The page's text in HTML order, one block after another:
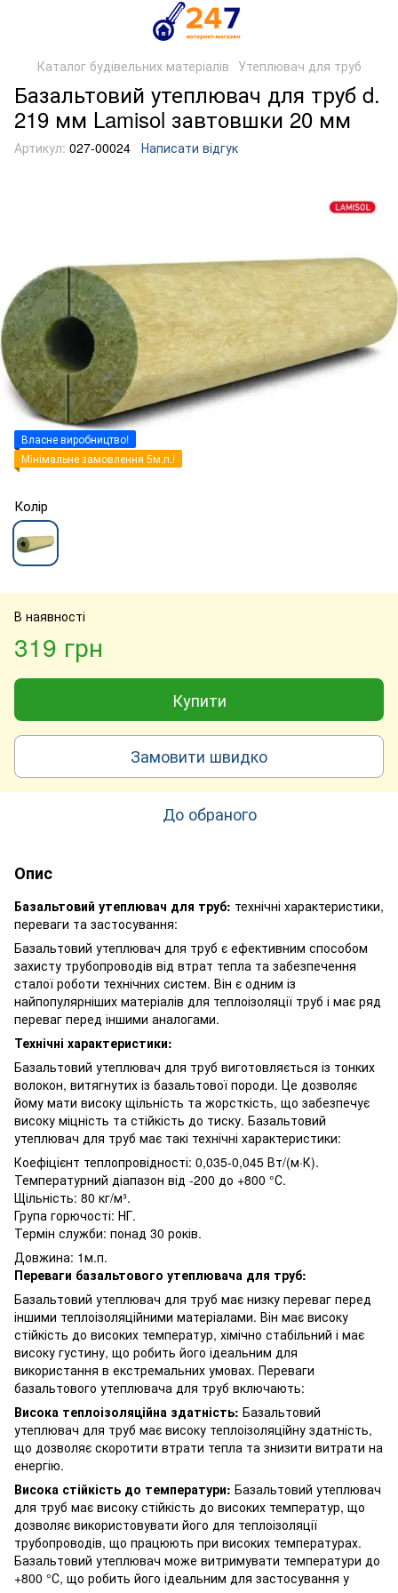
Каталог будівельних матеріалів Утеплювач для труб
Базальтовий утеплювач для труб d.
219 мм Lamisol завтовшки 20 мм
Артикул: 027-00024 Написати відгук
Власне виробництво!
Мінімальне замовлення 5м.п.!
Колір
В наявності
319 грн
Купити
Замовити швидко
До обраного
Опис
Базальтовий утеплювач для труб: технічні характеристики,
переваги та застосування:
Базальтовий утеплювач для труб є ефективним способом
захисту трубопроводів від втрат тепла та забезпечення
сталої роботи технічних систем. Він є одним із
найпопулярніших матеріалів для теплоізоляції труб і має ряд
переваг перед іншими аналогами.
Технічні характеристики:
Базальтовий утеплювач для труб виготовляється із тонких
волокон, витягнутих із базальтової породи. Це дозволяє
йому мати високу щільність та жорсткість, що забезпечує
високу міцність та стійкість до тиску. Базальтовий
утеплювач для труб має такі технічні характеристики:
Коефіцієнт теплопровідності: 0,035-0,045 Вт/(м·К).
Температурний діапазон від -200 до +800 °С.
Щільність: 80 кг/м³.
Група горючості: НГ.
Термін служби: понад 30 років.
Довжина: 1м.п.
Переваги базальтового утеплювача для труб:
Базальтовий утеплювач для труб має низку переваг перед
іншими теплоізоляційними матеріалами. Він має високу
стійкість до високих температур, хімічно стабільний і має
високу густину, що робить його ідеальним для
використання в екстремальних умовах. Переваги
базальтового утеплювача для труб включають:
Висока теплоізоляційна здатність: Базальтовий
утеплювач для труб має високу теплоізоляційну здатність,
що дозволяє скоротити втрати тепла та знизити витрати на
енергію.
Висока стійкість до температури: Базальтовий утеплювач
для труб має високу стійкість до високих температур, що
дозволяє використовувати його для теплоізоляції
трубопроводів, що працюють при високих температурах.
Базальтовий утеплювач може витримувати температури до
+800 °С, що робить його ідеальним для застосування у